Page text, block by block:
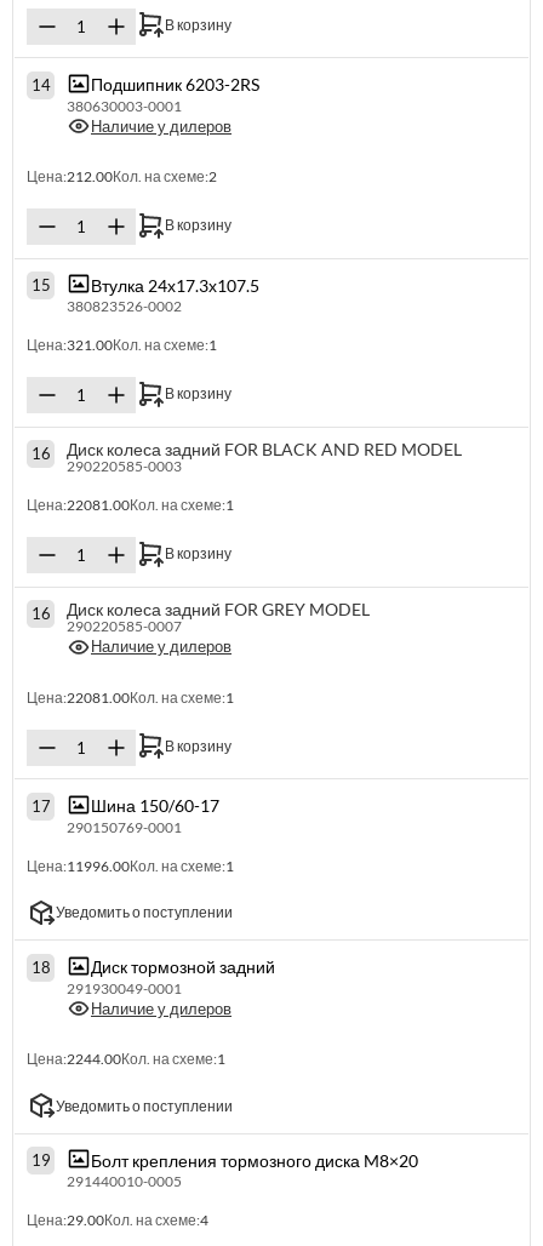
В корзину
14 Подшипник 6203-2RS
380630003-0001
Наличие у дилеров
Цена:212.00Кол. на схеме:2
В корзину
15 Втулка 24х17.3х107.5
380823526-0002
Цена:321.00Кол. на схеме:1
В корзину
16 Диск колеса задний FOR BLACK AND RED MODEL
290220585-0003
Цена:22081.00Кол. на схеме:1
В корзину
16 Диск колеса задний FOR GREY MODEL
290220585-0007
Наличие у дилеров
Цена:22081.00Кол. на схеме:1
В корзину
17 Шина 150/60-17
290150769-0001
Цена:11996.00Кол. на схеме:1
Уведомить о поступлении
18 Диск тормозной задний
291930049-0001
Наличие у дилеров
Цена:2244.00Кол. на схеме:1
Уведомить о поступлении
19 Болт крепления тормозного диска M8×20
291440010-0005
Цена:29.00Кол. на схеме:4